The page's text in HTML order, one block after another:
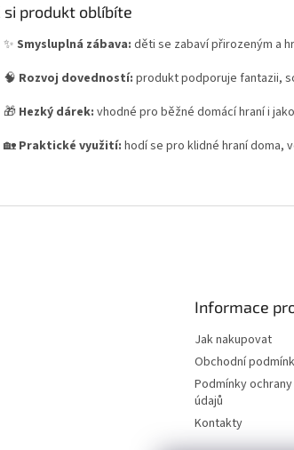
si produkt oblíbíte
✨ Smysluplná zábava: děti se zabaví přirozeným a
🧠 Rozvoj dovedností: produkt podporuje fantazii,
🎁 Hezký dárek: vhodné pro běžné domácí hraní i
🏡 Praktické využití: hodí se pro klidné hraní doma,
Informace
Jak nakupovat
Obchodní
Podmínky
údajů
Kontakty